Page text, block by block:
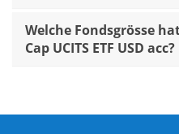
Welche Fondsgrösse
Cap UCITS ETF USD acc?